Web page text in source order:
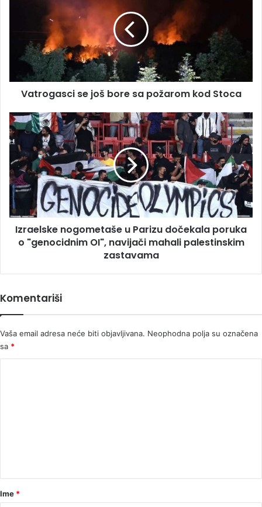
požarom
kod
Vatrogasci se još bore sa požarom kod Stoca
Izraelske
nogometaše
u
Parizu
dočekala
poruka
o
"genocidnim
OI",
navijači
mahali
Izraelske nogometaše u Parizu dočekala poruka
o "genocidnim OI", navijači mahali palestinskim
zastavama
Komentariši
Vaša email adresa neće biti objavljivana. Neophodna polja su označena
sa *
rIme *